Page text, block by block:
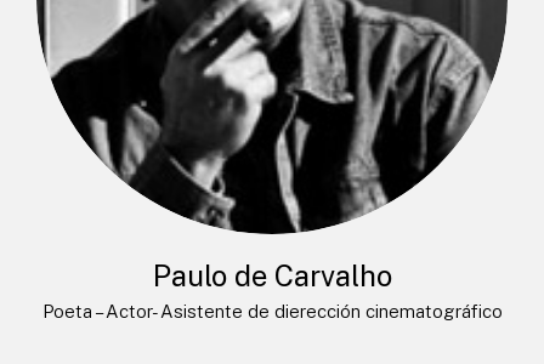
Paulo de Carvalho
Poeta – Actor- Asistente de dierección cinematográfico